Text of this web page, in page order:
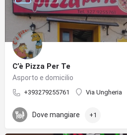
C’è Pizza Per Te
Asporto e domicilio
+393279255761 Via Ungheria
Dove mangiare +1